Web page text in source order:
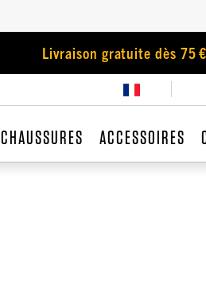
Livraison gratuite dès 75
CHAUSSURES ACCESSOIRES